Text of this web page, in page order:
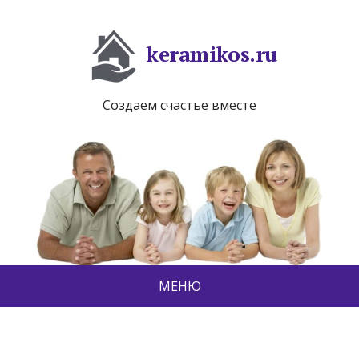
keramikos.ru
Создаем счастье вместе
МЕНЮ